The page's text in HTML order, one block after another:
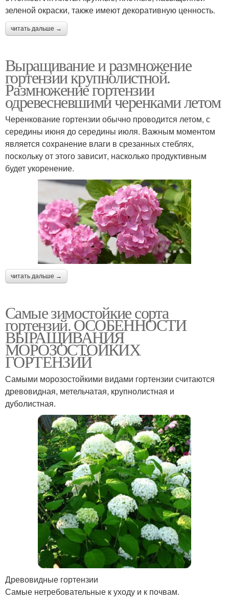
зеленой окраски, также имеют декоративную ценность.
читать дальше →
Выращивание и размножение
гортензии крупнолистной.
Размножение гортензии
одревесневшими черенками летом
Черенкование гортензии обычно проводится летом, с
середины июня до середины июля. Важным моментом
является сохранение влаги в срезанных стеблях,
поскольку от этого зависит, насколько продуктивным
будет укоренение.
читать дальше →
Самые зимостойкие сорта
гортензий. ОСОБЕННОСТИ
ВЫРАЩИВАНИЯ
МОРОЗОСТОЙКИХ
ГОРТЕНЗИЙ
Самыми морозостойкими видами гортензии считаются
древовидная, метельчатая, крупнолистная и
дуболистная.
Древовидные гортензии
Самые нетребовательные к уходу и к почвам.